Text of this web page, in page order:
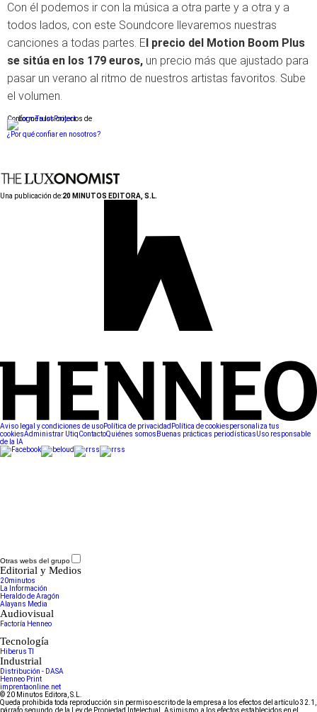
Con él podemos ir con la música a otra parte y a otra y a
todos lados, con este Soundcore llevaremos nuestras
canciones a todas partes. El precio del Motion Boom Plus
se sitúa en los 179 euros, un precio más que ajustado para
pasar un verano al ritmo de nuestros artistas favoritos. Sube
el volumen.
Conforme a los criterios de
¿Por qué confiar en nosotros?
Una publicación de:20 MINUTOS EDITORA, S.L.
Aviso legal y condiciones de usoPolítica de privacidad Política de cookiespersonaliza tus
cookiesAdministrar UtiqContactoQuiénes somos Buenas prácticas periodísticasUso responsable
de la IA
Otras webs del grupo
Editorial y Medios
20minutos
La Información
Heraldo de Aragón
Alayans Media
Audiovisual
Factoría Henneo
Tecnología
Hiberus TI
Industrial
Distribución - DASA
Henneo Print
imprentaonline.net
© 20 Minutos Editora, S.L.
Queda prohibida toda reproducción sin permiso escrito de la empresa a los efectos del artículo 32.1,
párrafo segundo, de la Ley de Propiedad Intelectual. Asimismo, a los efectos establecidos en el